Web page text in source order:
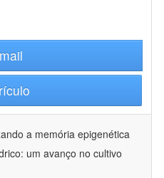
a memória epigenética
um avanço no cultivo